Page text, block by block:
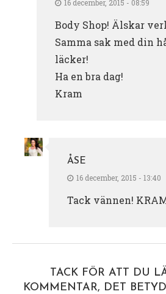
16 december, 2015 - 08:59
Body Shop! Älskar
Samma sak med din
läcker!
Ha en bra dag!
Kram
ÅSE
16 december, 2015 - 13:40
Tack vännen!
TACK FÖR ATT DU
KOMMENTAR, DET